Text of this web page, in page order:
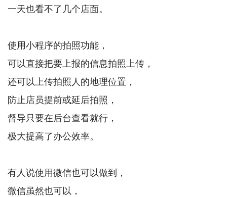
一天也看不了几个店面。
使用小程序的拍照功能，
可以直接把要上报的信息拍照上传，
还可以上传拍照人的地理位置，
防止店员提前或延后拍照，
督导只要在后台查看就行，
极大提高了办公效率。
有人说使用微信也可以做到，
微信虽然也可以，